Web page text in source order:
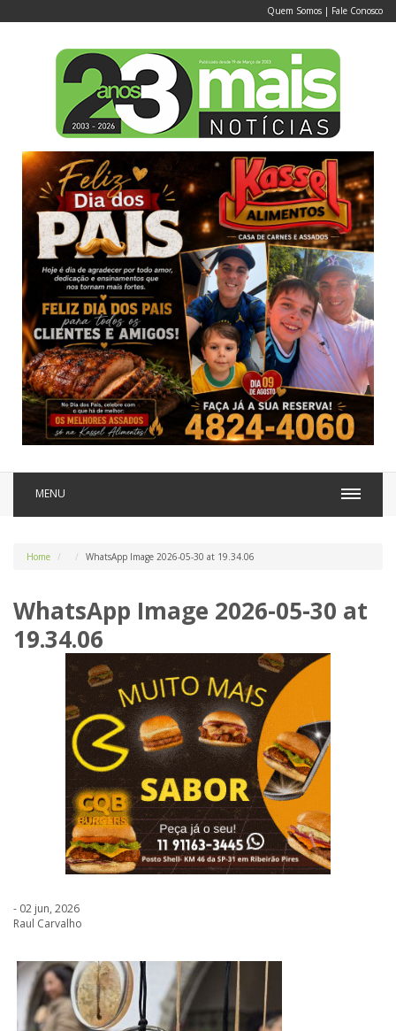
Quem Somos | Fale Conosco
MENU
Home WhatsApp Image 2026-05-30 at 19.34.06
WhatsApp Image 2026-05-30 at
19.34.06
- 02 jun, 2026
Raul Carvalho